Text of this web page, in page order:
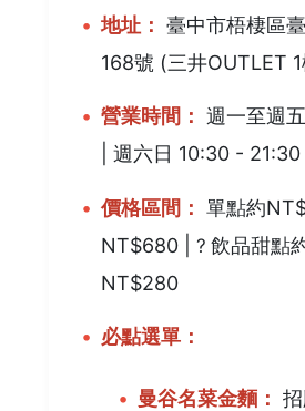
地址： 臺中市梧棲區
168號 (三井OUTLET
營業時間： 週一至週
| 週六日 10:30 - 21:30
價格區間： 單點約
NT$680 |? 飲品甜點
NT$280
必點選單：
曼谷名菜金麵：